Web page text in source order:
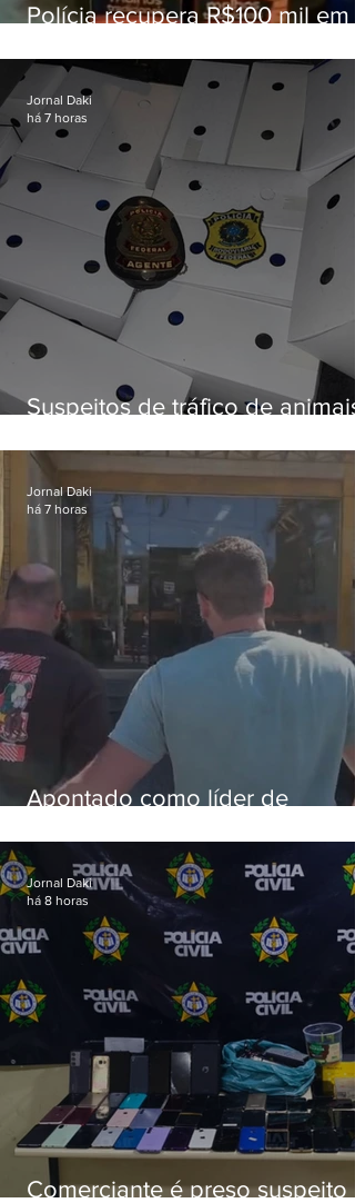
Polícia recupera R$100 mil em
Fluminense
Suspeitos de tráfico de animais
aves
Jornal Daki
há 7 horas
Apontado como líder de
aposentados é preso
Jornal Daki
há 7 horas
Comerciante é preso suspeito
Jornal Daki
há 8 horas